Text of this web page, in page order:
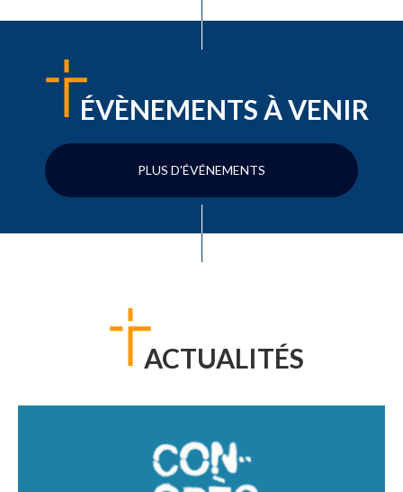
ÉVÈNEMENTS À VENIR
PLUS D'ÉVÉNEMENTS
ACTUALITÉS